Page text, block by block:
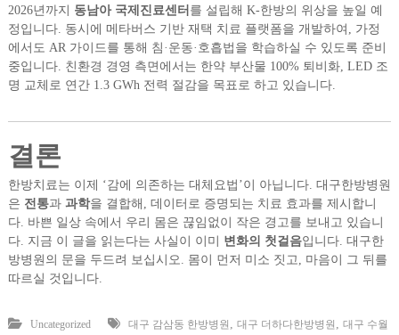
2026년까지 동남아 국제진료센터 를 설립해 K-한방의 위상을 높일 예
정입니다. 동시에 메타버스 기반 재택 치료 플랫폼을 개발하여, 가정
에서도 AR 가이드를 통해 침·운동·호흡법을 학습하실 수 있도록 준비
중입니다. 친환경 경영 측면에서는 한약 부산물 100% 퇴비화, LED 조
명 교체로 연간 1.3 GWh 전력 절감을 목표로 하고 있습니다.
결론
한방치료는 이제 ‘감에 의존하는 대체요법’이 아닙니다. 대구한방병원
은 전통과 과학을 결합해, 데이터로 증명되는 치료 효과를 제시합니
다. 바쁜 일상 속에서 우리 몸은 끊임없이 작은 경고를 보내고 있습니
다. 지금 이 글을 읽는다는 사실이 이미 변화의 첫걸음입니다. 대구한
방병원의 문을 두드려 보십시오. 몸이 먼저 미소 짓고, 마음이 그 뒤를
따르실 것입니다.
Uncategorized 대구 감삼동 한방병원 , 대구 더하다한방병원 , 대구 수월